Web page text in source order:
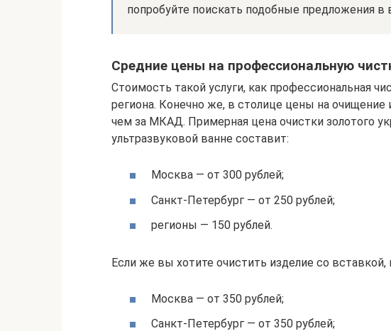
попробуйте поискать подобные предложения в
Средние цены на профессиональную
Стоимость такой услуги, как профессиональная
региона. Конечно же, в столице цены на очищение
чем за МКАД. Примерная цена очистки золотого
ультразвуковой ванне составит:
Москва — от 300 рублей;
Санкт-Петербург — от 250 рублей;
регионы — 150 рублей.
Если же вы хотите очистить изделие со
Москва — от 350 рублей;
Санкт-Петербург — от 350 рублей;